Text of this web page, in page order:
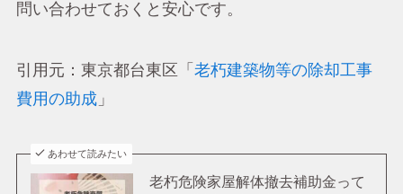
問い合わせておくと安心です。
引用元：東京都台東区「 老朽建築物等の除却工事
費用の助成」
あわせて読みたい
老朽危険家屋解体撤去補助金って